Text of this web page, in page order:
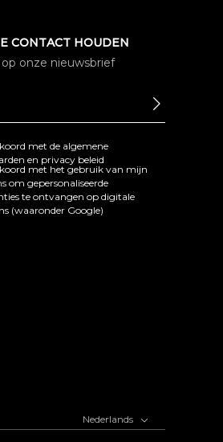
CONTACT HOUDEN
onze nieuwsbrief
met de algemene
en privacy beleid
met het gebruik van mijn
om gepersonaliseerde
te ontvangen op digitale
(waaronder Google)
Nederlands